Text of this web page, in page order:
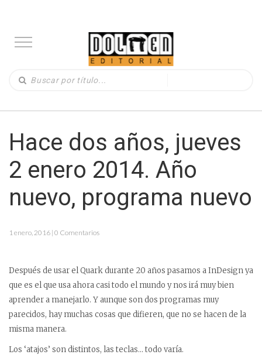
Hace dos años, jueves
2 enero 2014. Año
nuevo, programa nuevo
1 enero, 2016 | 0 Comentarios
Después de usar el Quark durante 20 años pasamos a InDesign ya
que es el que usa ahora casi todo el mundo y nos irá muy bien
aprender a manejarlo. Y aunque son dos programas muy
parecidos, hay muchas cosas que difieren, que no se hacen de la
misma manera.
Los ‘atajos’ son distintos, las teclas… todo varía.